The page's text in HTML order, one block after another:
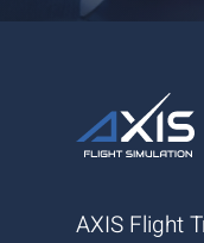
AXIS Flight